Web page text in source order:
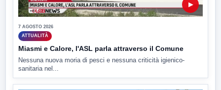
▶
7 AGOSTO 2026
ATTUALITÀ
Miasmi e Calore, l'ASL parla attraverso il Comune
Nessuna nuova moria di pesci e nessuna criticità igienico-
sanitaria nel...